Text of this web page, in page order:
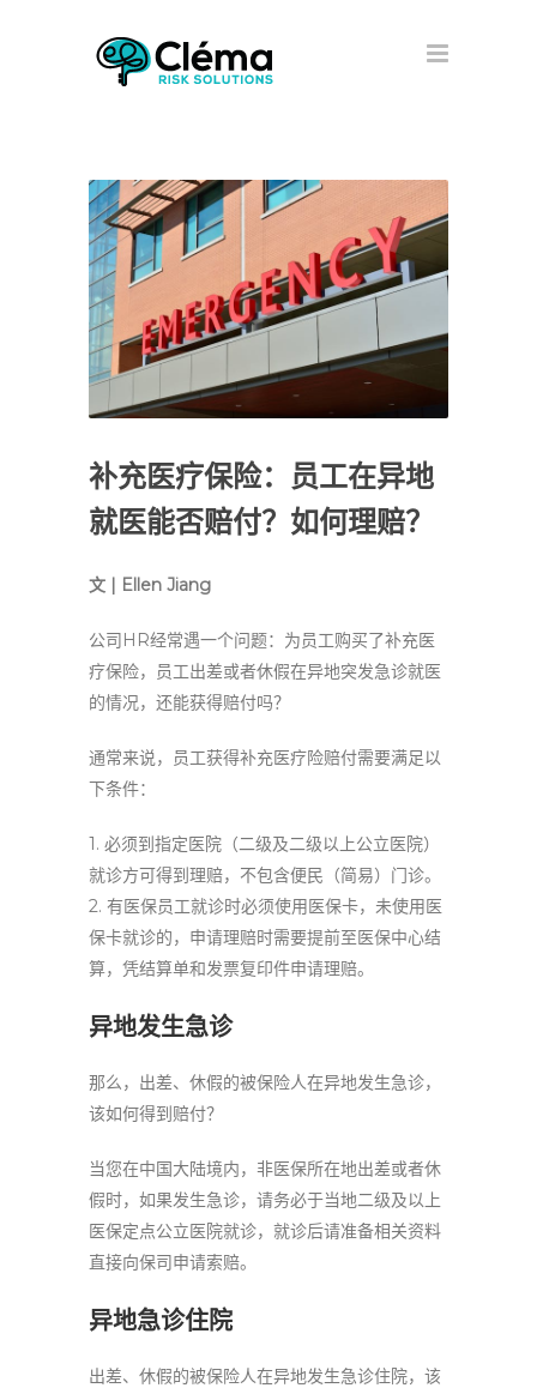
补充医疗保险：员工在异地
就医能否赔付？如何理赔？
文 | Ellen Jiang
公司HR经常遇一个问题：为员工购买了补充医
疗保险，员工出差或者休假在异地突发急诊就医
的情况，还能获得赔付吗？
通常来说，员工获得补充医疗险赔付需要满足以
下条件：
1. 必须到指定医院（二级及二级以上公立医院）
就诊方可得到理赔，不包含便民（简易）门诊。
2. 有医保员工就诊时必须使用医保卡，未使用医
保卡就诊的，申请理赔时需要提前至医保中心结
算，凭结算单和发票复印件申请理赔。
异地发生急诊
那么，出差、休假的被保险人在异地发生急诊，
该如何得到赔付？
当您在中国大陆境内，非医保所在地出差或者休
假时，如果发生急诊，请务必于当地二级及以上
医保定点公立医院就诊，就诊后请准备相关资料
直接向保司申请索赔。
异地急诊住院
出差、休假的被保险人在异地发生急诊住院，该